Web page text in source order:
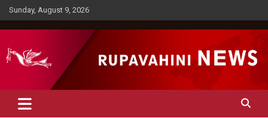
Skip
to
content
Sunday, August 9, 2026
Rupavahini News